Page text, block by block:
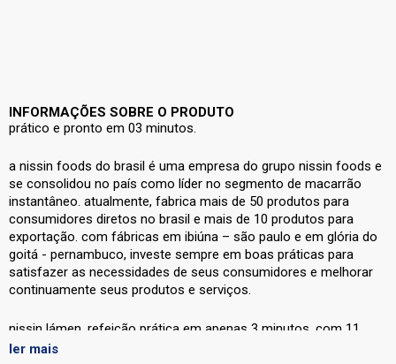
INFORMAÇÕES SOBRE O PRODUTO
prático e pronto em 03 minutos.
a nissin foods do brasil é uma empresa do grupo nissin foods e
se consolidou no país como líder no segmento de macarrão
instantâneo. atualmente, fabrica mais de 50 produtos para
consumidores diretos no brasil e mais de 10 produtos para
exportação. com fábricas em ibiúna – são paulo e em glória do
goitá - pernambuco, investe sempre em boas práticas para
satisfazer as necessidades de seus consumidores e melhorar
continuamente seus produtos e serviços.
nissin lámen, refeição prática em apenas 3 minutos, com 11
variações de sabores. é um dos sabores mais vendidos e
ler mais